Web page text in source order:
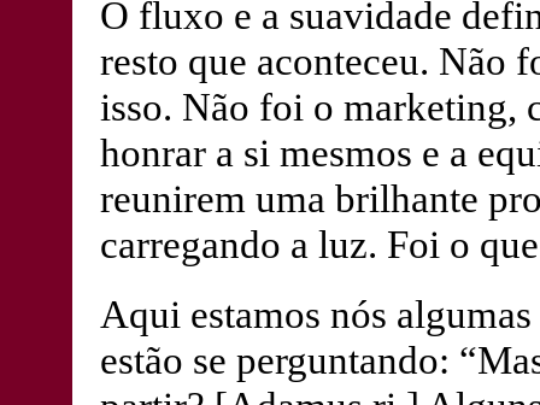
O fluxo e a suavidade
resto que aconteceu. Não
isso. Não foi o marketing,
honrar a si mesmos e a
reunirem uma brilhante
carregando a luz. Foi o
Aqui estamos nós
estão se perguntando: